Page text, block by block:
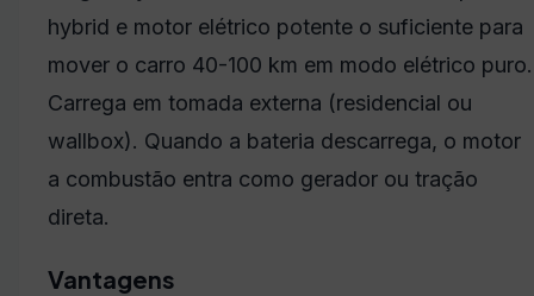
hybrid e motor elétrico potente o suficiente para
mover o carro 40-100 km em modo elétrico puro.
Carrega em tomada externa (residencial ou
wallbox). Quando a bateria descarrega, o motor
a combustão entra como gerador ou tração
direta.
Vantagens